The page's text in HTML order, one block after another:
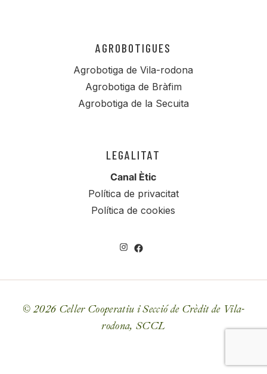
AGROBOTIGUES
Agrobotiga de Vila-rodona
Agrobotiga de Bràfim
Agrobotiga de la Secuita
LEGALITAT
Canal Ètic
Política de privacitat
Política de cookies
©2026 Celler Cooperatiu i Secció de Crèdit de Vila-
rodona, SCCL